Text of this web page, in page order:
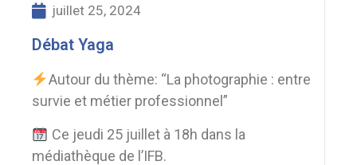
juillet 25, 2024
Débat Yaga
Autour du thème: “La photographie : entre
survie et métier professionnel”
Ce jeudi 25 juillet à 18h dans la
médiathèque de l’IFB.